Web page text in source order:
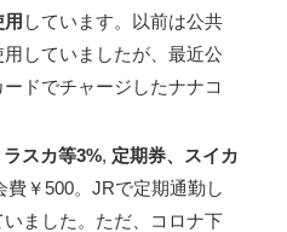
しています。以前は公共
していましたが、最近公
ドでチャージしたナナコ
ラスカ等3%, 定期券、スイカ
費￥500。JRで定期通勤し
ました。ただ、コロナ下